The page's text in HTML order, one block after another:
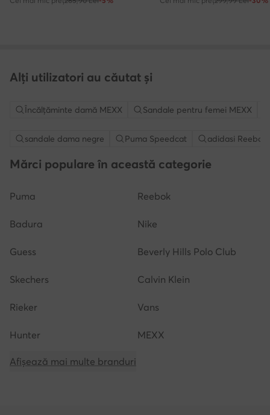
Alți utilizatori au căutat și
Încălțăminte damă MEXX Sandale pentru femei MEXX
sandale dama negre Puma Speedcat adidasi Reebok
Mărci populare în această categorie
Puma Reebok
Badura Nike
Guess Beverly Hills Polo Club
Skechers Calvin Klein
Rieker Vans
Hunter MEXX
Afișează mai multe branduri